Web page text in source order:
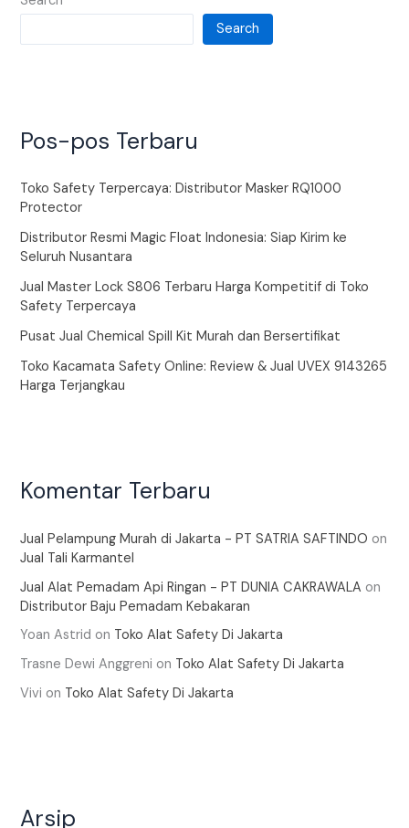
Search
Pos-pos Terbaru
Toko Safety Terpercaya: Distributor Masker RQ1000
Protector
Distributor Resmi Magic Float Indonesia: Siap Kirim ke
Seluruh Nusantara
Jual Master Lock S806 Terbaru Harga Kompetitif di Toko
Safety Terpercaya
Pusat Jual Chemical Spill Kit Murah dan Bersertifikat
Toko Kacamata Safety Online: Review & Jual UVEX 9143265
Harga Terjangkau
Komentar Terbaru
Jual Pelampung Murah di Jakarta - PT SATRIA SAFTINDO on
Jual Tali Karmantel
Jual Alat Pemadam Api Ringan - PT DUNIA CAKRAWALA on
Distributor Baju Pemadam Kebakaran
Yoan Astrid on Toko Alat Safety Di Jakarta
Trasne Dewi Anggreni on Toko Alat Safety Di Jakarta
Vivi on Toko Alat Safety Di Jakarta
Arsip